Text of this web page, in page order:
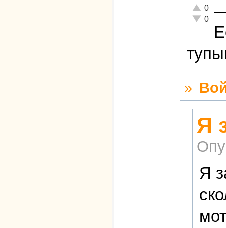
Отлично!
0
0
»
Я
Я